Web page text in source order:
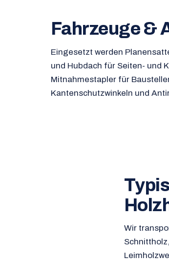
Fahrzeuge &
Eingesetzt werden
und Hubdach für Seiten- und
Mitnahmestapler für
Kantenschutzwinkeln und
Wir